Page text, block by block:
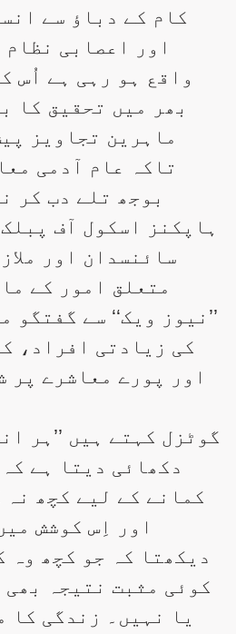
کام کے دباؤ سے
اور اعصابی
واقع ہو رہی ہے اُس
بھر میں تحقیق کا
ماہرین تجاویز
تاکہ عام آدمی
بوجھ تلے دب کر
ہاپکنز اسکول آف
سائنسدان اور
متعلق امور کے
’’نیوز ویک‘‘ سے
کی زیادتی افراد،
اور پورے معاشرے پر
گوٹزل کہتے ہیں ’’ہر
دکھائی دیتا ہے
کمانے کے لیے کچھ
اور اِس کوشش
دیکھتا کہ جو کچھ وہ
کوئی مثبت نتیجہ
یا نہیں۔ زندگی کا